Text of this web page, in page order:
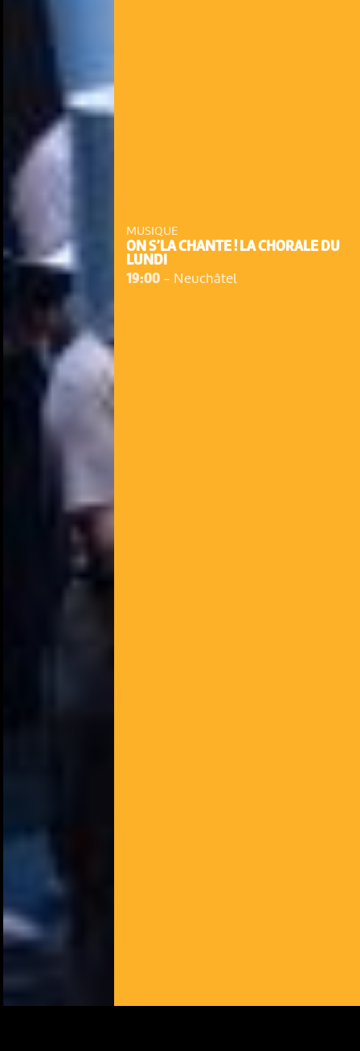
MUSIQUE
ON S’LA CHANTE ! LA CHORALE DU
LUNDI
19:00- Neuchâtel